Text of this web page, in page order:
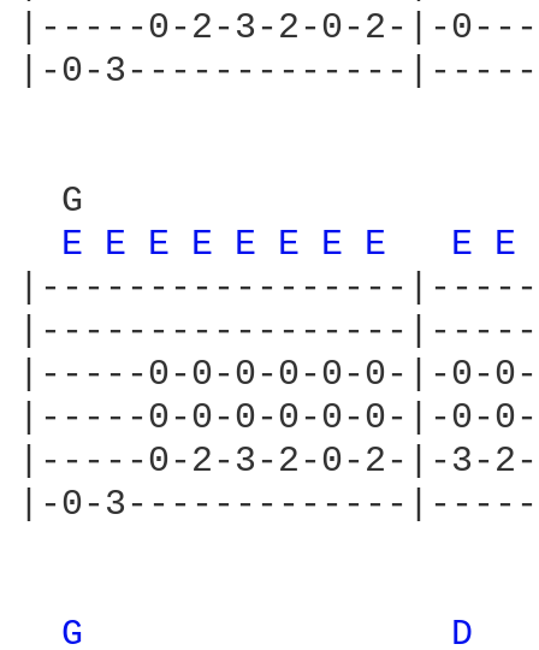
|-----0-2-3-2-0-2-|-
|-0-3-------------
G
E E E E E E E E E E
|-----------------
|-----------------
|-----0-0-0-0-0-0-|-0-
|-----0-0-0-0-0-0-|-0-
|-----0-2-3-2-0-2-|-3-
|-0-3-------------
G D